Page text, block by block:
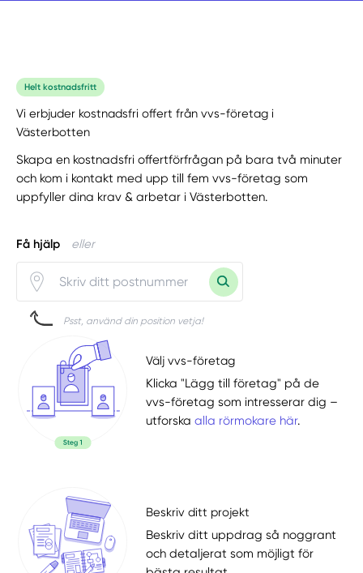
Helt kostnadsfritt
Vi erbjuder kostnadsfri offert från vvs-företag i
Västerbotten
Skapa en kostnadsfri offertförfrågan på bara två minuter
och kom i kontakt med upp till fem vvs-företag som
uppfyller dina krav & arbetar i Västerbotten.
Få hjälp eller
Psst, använd din position vetja!
Välj vvs-företag
Klicka "Lägg till företag" på de
vvs-företag som intresserar dig –
utforskaalla rörmokare här.
Beskriv ditt projekt
Beskriv ditt uppdrag så noggrant
och detaljerat som möjligt för